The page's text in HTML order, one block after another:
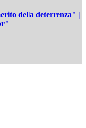
della deterrenza" |